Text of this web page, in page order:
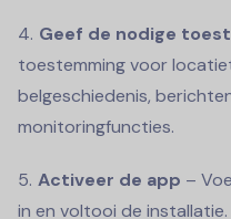
Geef de nodige
toestemming voor
belgeschiedenis,
monitoringfuncties.
Activeer de app –
in en voltooi de installatie.